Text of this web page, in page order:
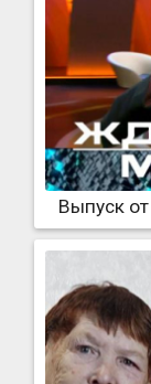
Выпуск